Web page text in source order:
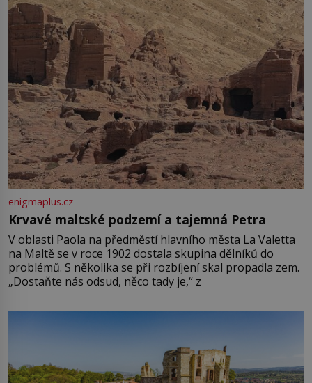
enigmaplus.cz
Krvavé maltské podzemí a tajemná Petra
V oblasti Paola na předměstí hlavního města La Valetta
na Maltě se v roce 1902 dostala skupina dělníků do
problémů. S několika se při rozbíjení skal propadla zem.
„Dostaňte nás odsud, něco tady je,“ z